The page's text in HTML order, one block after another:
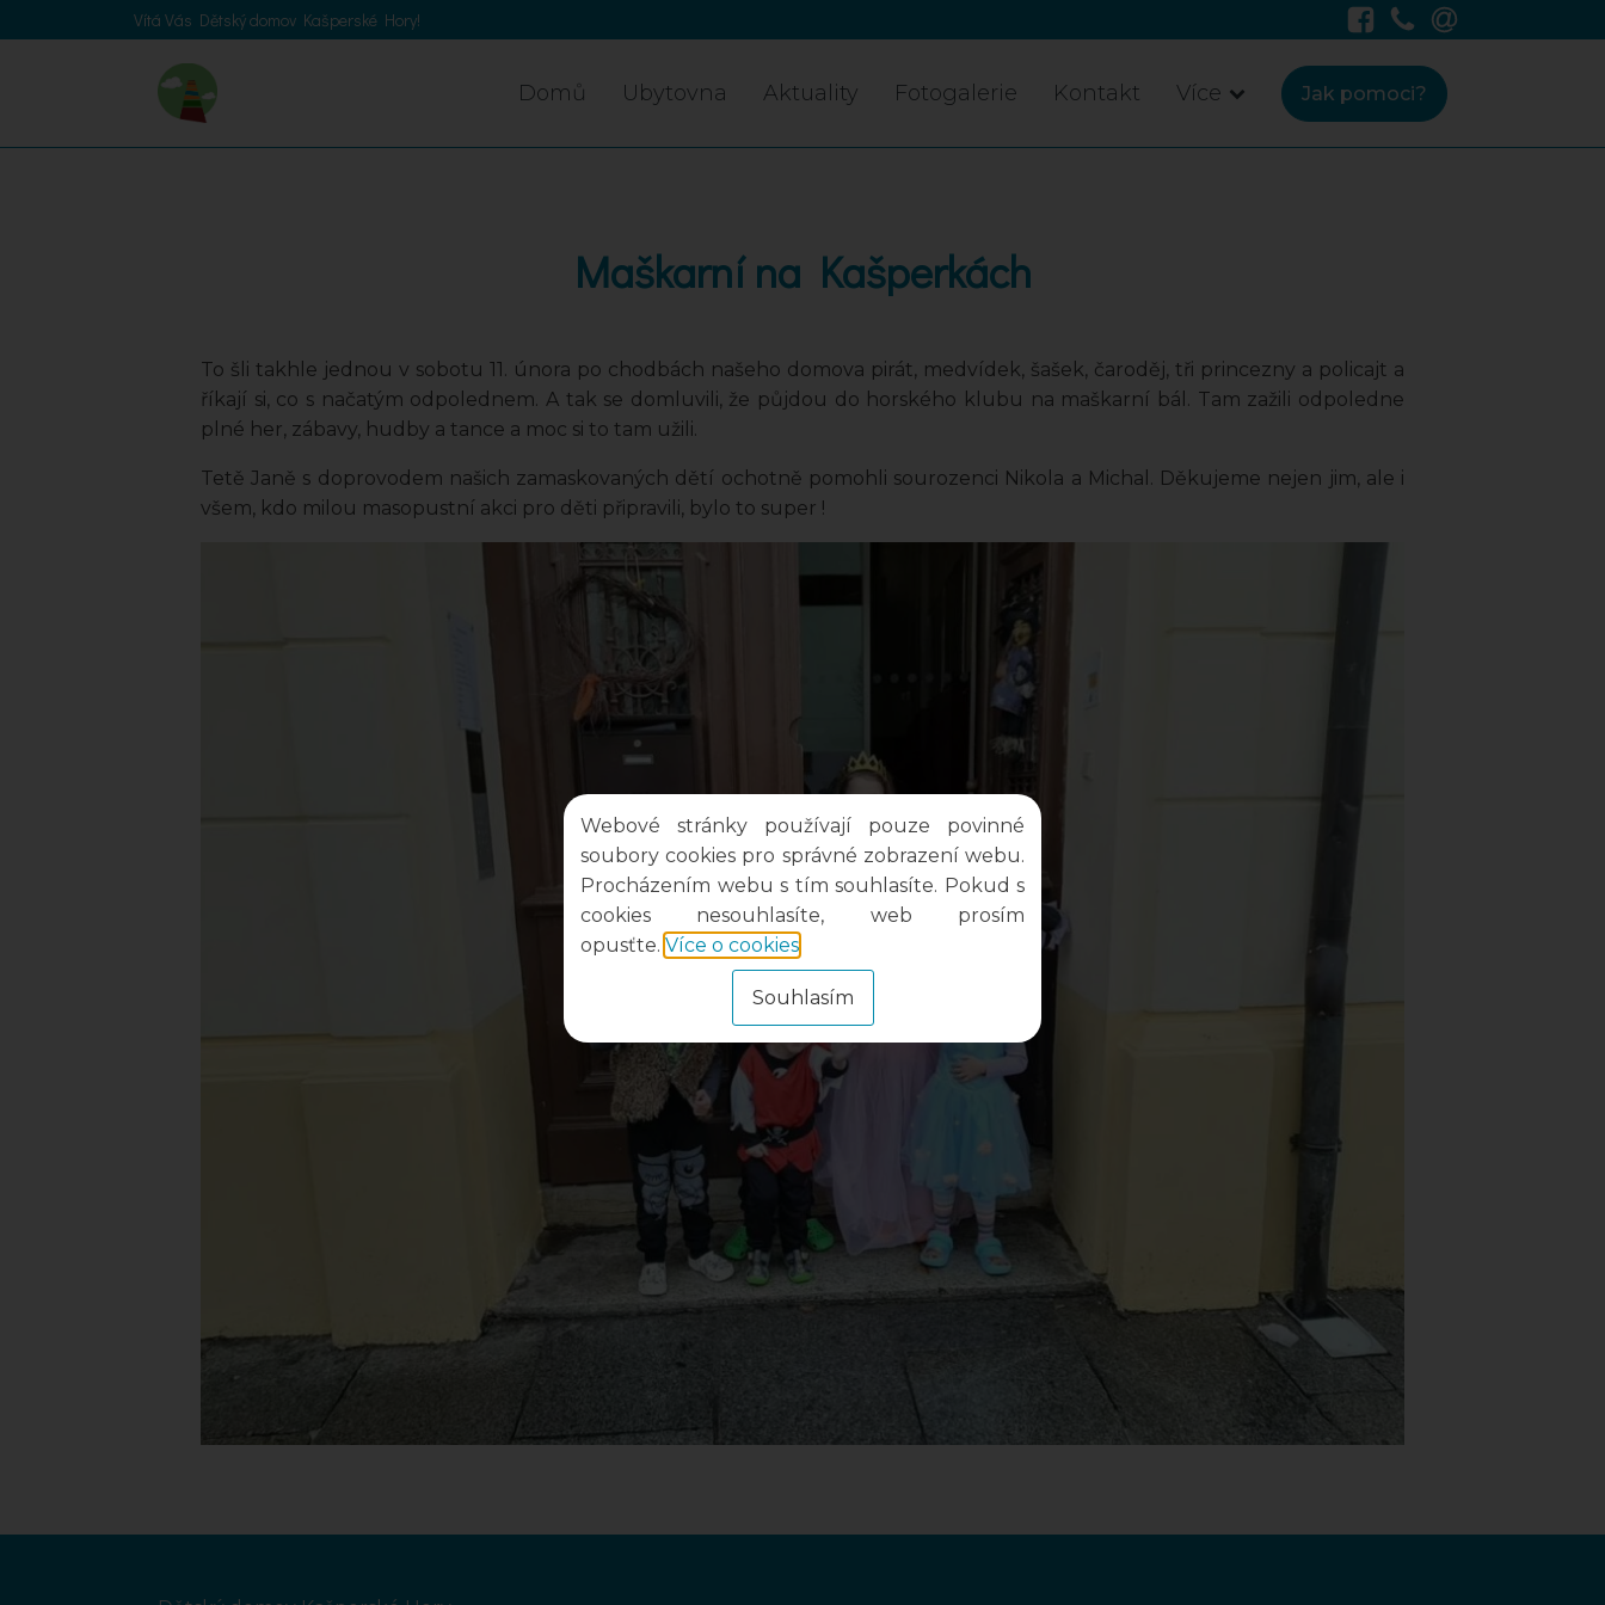
Vítá Vás Dětský domov Kašperské Hory!
Domů Ubytovna Aktuality Fotogalerie Kontakt Více Jak pomoci?
Maškarní na Kašperkách
To šli takhle jednou v sobotu 11. února po chodbách našeho domova pirát, medvídek, šašek, čaroděj, tři princezny a policajt a
říkají si, co s načatým odpolednem. A tak se domluvili, že půjdou do horského klubu na maškarní bál. Tam zažili odpoledne
plné her, zábavy, hudby a tance a moc si to tam užili.
Tetě Janě s doprovodem našich zamaskovaných dětí ochotně pomohli sourozenci Nikola a Michal. Děkujeme nejen jim, ale i
všem, kdo milou masopustní akci pro děti připravili, bylo to super !
Webové stránky používají pouze povinné
soubory cookies pro správné zobrazení webu.
Procházením webu s tím souhlasíte. Pokud s
cookies nesouhlasíte, web prosím
opusťte. Více o cookies
Souhlasím